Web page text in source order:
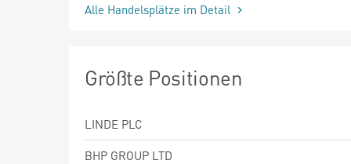
Alle Handelsplätze im Detail
Größte Positionen
LINDE PLC
BHP GROUP LTD